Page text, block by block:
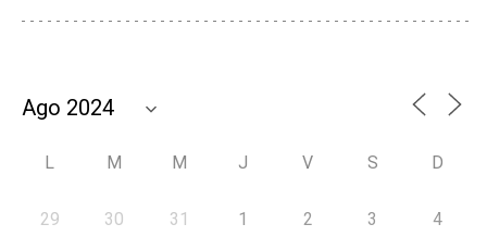
L M M J V S D
29 30 31 1 2 3 4